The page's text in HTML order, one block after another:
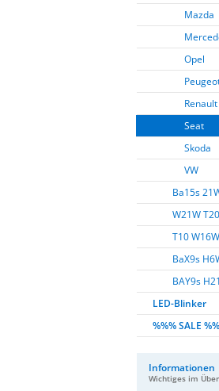
Mazda
Opel
Renault
Seat
Skoda
VW
Ba15s
W21W
T10
BaX9s
BAY9s
LED-Blinker
%%% SALE
Informationen
Wichtiges im